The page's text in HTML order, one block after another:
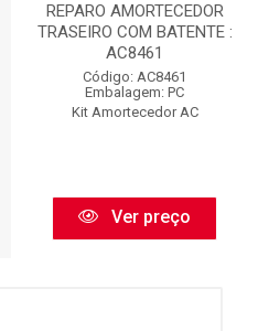
REPARO AMORTECEDOR
TRASEIRO COM BATENTE :
AC8461
Código: AC8461
Embalagem: PC
Kit Amortecedor AC
Ver preço